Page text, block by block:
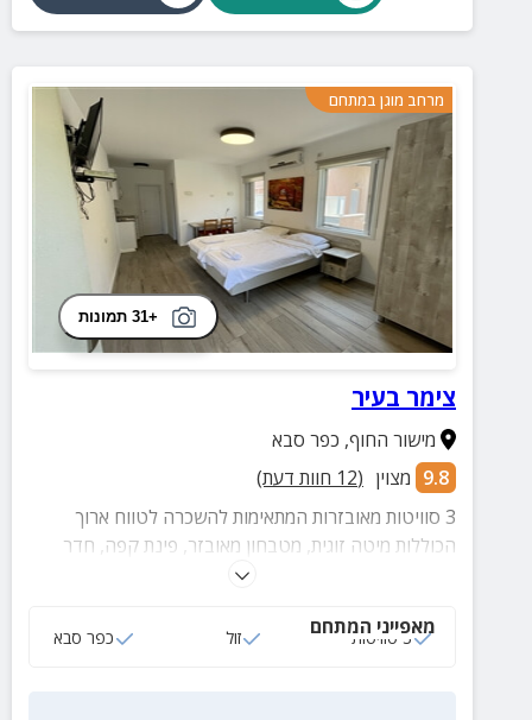
מרחב מוגן במתחם
+31 תמונות
צימר בעיר
מישור החוף, כפר סבא
9.8 מצוין (
12 חוות דעת)
3 סוויטות מאובזרות המתאימות להשכרה לטווח ארוך
הכוללות מיטה זוגית, מטבחון מאובזר, פינת קפה, חדר
מאפייני המתחם
3 סוויטות זול כפר סבא